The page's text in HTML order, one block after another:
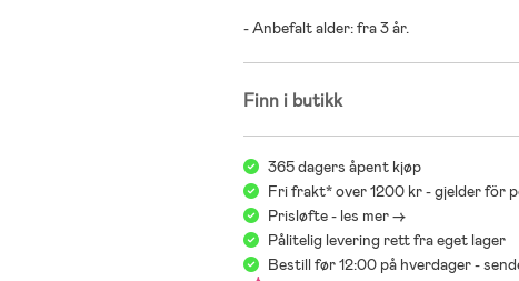
- Anbefalt alder: fra 3 år.
Finn i butikk
365 dagers åpent kjøp
Fri frakt* over 1200 kr - gjelder för
Prisløfte - les mer ->
Pålitelig levering rett fra eget lager
Bestill før 12:00 på hverdager -